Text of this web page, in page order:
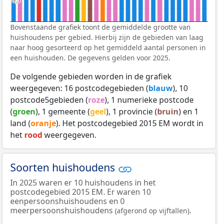
Bovenstaande grafiek toont de gemiddelde grootte van
huishoudens per gebied. Hierbij zijn de gebieden van laag
naar hoog gesorteerd op het gemiddeld aantal personen in
een huishouden. De gegevens gelden voor 2025.
De volgende gebieden worden in de grafiek
weergegeven: 16 postcodegebieden (blauw), 10
postcode5gebieden (roze), 1 numerieke postcode
(groen), 1 gemeente (geel), 1 provincie (bruin) en 1
land (oranje). Het postcodegebied 2015 EM wordt in
het rood weergegeven.
Soorten huishoudens
In 2025 waren er 10 huishoudens in het
postcodegebied 2015 EM. Er waren 10
eenpersoonshuishoudens en 0
meerpersoonshuishoudens (afgerond op vijftallen).